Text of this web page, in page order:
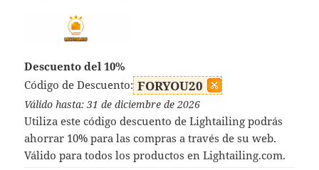
Descuento del 10%
Código de Descuento: FORYOU20
Válido hasta: 31 de diciembre de 2026
Utiliza este código descuento de Lightailing podrás
ahorrar 10% para las compras a través de su web.
Válido para todos los productos en Lightailing.com.